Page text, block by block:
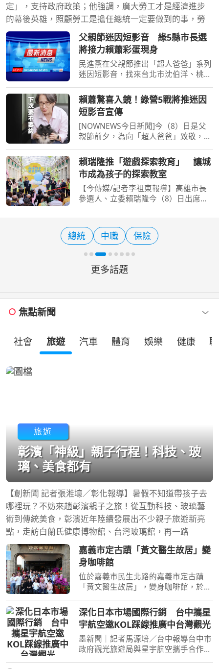
定」，支持政府政策；他強調，廣大勞工才是經濟進步
的幕後英雄，照顧勞工是擔任總統一定要做到的事，勞
父親節迷因短影音 綠5縣市長選
將接力賴蕭彩蛋現身
民進黨在父親節推出「超人爸爸」系列
迷因短影音，找來台北市沈伯洋、桃園
漳及南投縣(溫)世政等5名縣市長參選人
接力入鏡，宣傳「國家陪你一起養」人
口政策；總統賴清德
賴蕭驚喜入鏡！綠營5戰將推迷因
短影音宣傳
[NOWNEWS今日新聞]今（8）日是父
親節前夕，為向「超人爸爸」致敬，民
候選人沈伯洋、桃園市候選人黃世杰、
新竹市長候選人莊競程、宜蘭縣長候選
人林國漳及南投縣長候選人...
賴瑞隆推「遊戲探索教育」 讓城
市成為孩子的探索教室
【今傳媒/記者李祖東報導】高雄市長
參選人、立委賴瑞隆今（8）日出席高
父職者送上父親節祝福。繼日前提出
「2030雙語之都」七大政見
總統 中職 保險
更多話題
焦點新聞
社會 旅遊 汽車 體育 娛樂 健康
旅遊
彰濱「神級」親子行程！科技、玻
璃、美食都有
【創新聞 記者張溎壕／彰化報導】暑假不知道帶孩子去
哪裡玩？不妨來趟彰濱親子之旅！從互動科技、玻璃藝
術到傳統美食，彰濱近年陸續發展出不少親子旅遊新亮
點，走訪白蘭氏健康博物館、台灣玻璃館，再一路
嘉義市定古蹟「黃文醫生故居」變
身咖啡館
位於嘉義市民生北路的嘉義市定古蹟
「黃文醫生故居」，變身咖啡館，於
時期的舊名「津本喫茶部食堂」重新回
到街區，也讓近百年前的喫茶文化，以
咖啡與食堂的形式再次融入今
深化日本市場國際行銷 台中攜星
宇航空邀KOL踩線推廣中台灣觀光
墨新聞｜記者馬源培／台中報導台中市
政府觀光旅遊局與星宇航空攜手合作辦